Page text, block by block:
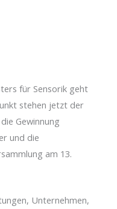
für Sensorik geht
stehen jetzt der
Gewinnung
und die
am 13.
Unternehmen,